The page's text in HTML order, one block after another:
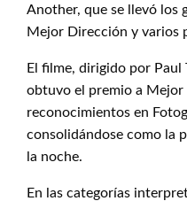
Another, que se llevó los
Mejor Dirección y varios
El filme, dirigido por Paul
obtuvo el premio a Mejor
reconocimientos en
consolidándose como la
la noche.
En las categorías